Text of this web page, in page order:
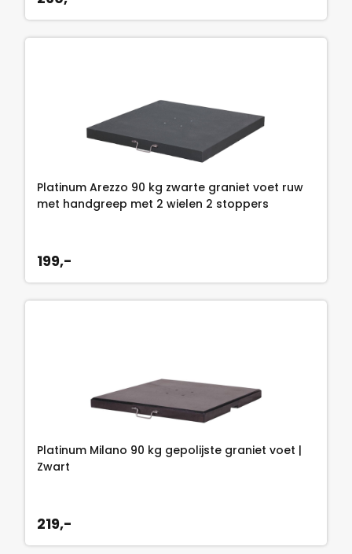
Platinum Arezzo 90 kg zwarte graniet voet ruw
met handgreep met 2 wielen 2 stoppers
199,-
Platinum Milano 90 kg gepolijste graniet voet |
Zwart
219,-